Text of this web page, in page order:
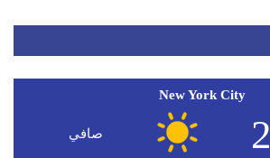
New York City
صافي